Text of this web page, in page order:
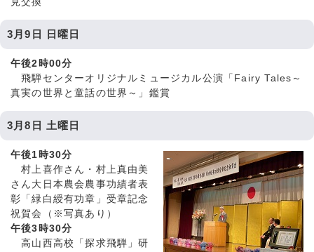
3月9日 日曜日
午後2時00分
飛騨センターオリジナルミュージカル公演「Fairy Tales～
真実の世界と童話の世界～」鑑賞
3月8日 土曜日
午後1時30分
村上喜作さん・村上真由美
さん大日本農会農事功績者表
彰「緑白綬有功章」受章記念
祝賀会（※写真あり）
午後3時30分
高山西高校「探求飛騨」研